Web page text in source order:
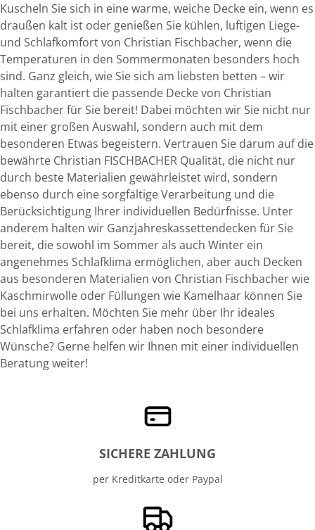
Kuscheln Sie sich in eine warme, weiche Decke ein, wenn es
draußen kalt ist oder genießen Sie kühlen, luftigen Liege-
und Schlafkomfort von Christian Fischbacher, wenn die
Temperaturen in den Sommermonaten besonders hoch
sind. Ganz gleich, wie Sie sich am liebsten betten – wir
halten garantiert die passende Decke von Christian
Fischbacher für Sie bereit! Dabei möchten wir Sie nicht nur
mit einer großen Auswahl, sondern auch mit dem
besonderen Etwas begeistern. Vertrauen Sie darum auf die
bewährte Christian FISCHBACHER Qualität, die nicht nur
durch beste Materialien gewährleistet wird, sondern
ebenso durch eine sorgfältige Verarbeitung und die
Berücksichtigung Ihrer individuellen Bedürfnisse. Unter
anderem halten wir Ganzjahreskassettendecken für Sie
bereit, die sowohl im Sommer als auch Winter ein
angenehmes Schlafklima ermöglichen, aber auch Decken
aus besonderen Materialien von Christian Fischbacher wie
Kaschmirwolle oder Füllungen wie Kamelhaar können Sie
bei uns erhalten. Möchten Sie mehr über Ihr ideales
Schlafklima erfahren oder haben noch besondere
Wünsche? Gerne helfen wir Ihnen mit einer individuellen
Beratung weiter!
SICHERE ZAHLUNG
per Kreditkarte oder Paypal